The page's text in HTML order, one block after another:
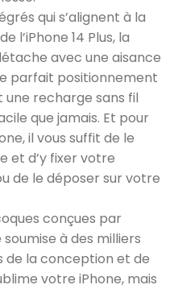
qui s’alignent à la
l’iPhone 14 Plus, la
avec une aisance
parfait positionnement
recharge sans fil
que jamais. Et pour
il vous suffit de le
et d’y fixer votre
de le déposer sur votre
conçues par
à des milliers
de la conception et de
votre iPhone, mais